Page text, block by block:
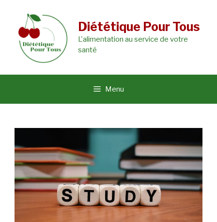
contenu
Diététique Pour Tous
L'alimentation au service de votre
santé
Menu